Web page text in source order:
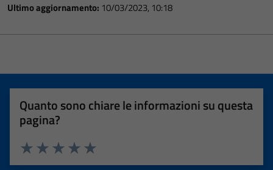
Ultimo aggiornamento: 10/03/2023, 10:18
Quanto sono chiare le informazioni su questa
pagina?
Valuta 5 stelle su 5
Valuta 4 stelle su 5
Valuta 3 stelle su 5
Valuta 2 stelle su 5
Valuta 1 stelle su 5